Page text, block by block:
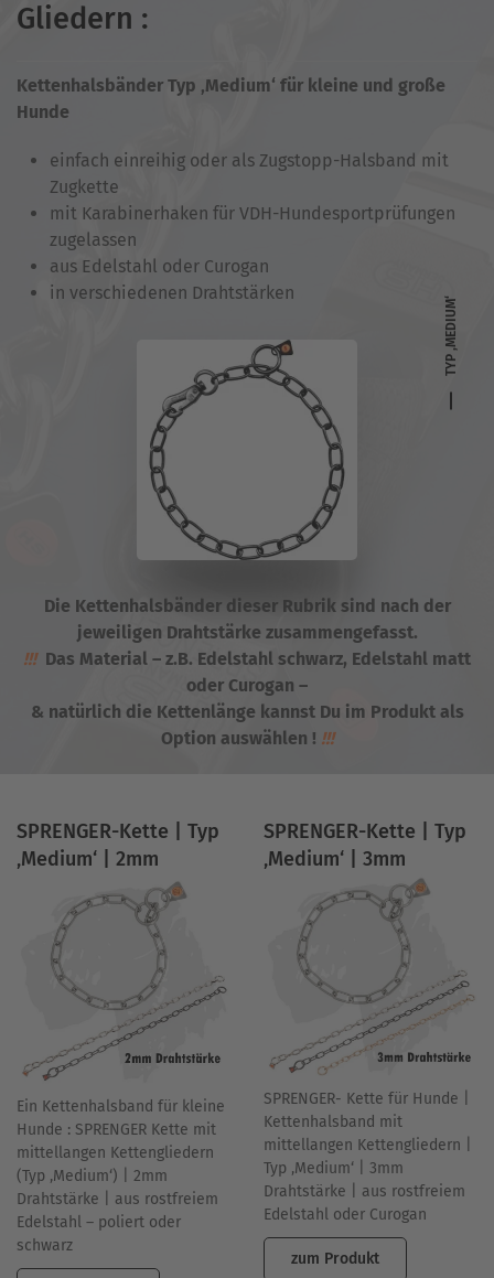
Gliedern :
Kettenhalsbänder Typ ‚Medium‘ für kleine und große
Hunde
einfach einreihig oder als Zugstopp-Halsband mit
Zugkette
mit Karabinerhaken für VDH-Hundesportprüfungen
zugelassen
aus Edelstahl oder Curogan
in verschiedenen Drahtstärken
Die Kettenhalsbänder dieser Rubrik sind nach der
jeweiligen Drahtstärke zusammengefasst.
!!!Das Material – z.B. Edelstahl schwarz, Edelstahl matt
oder Curogan –
& natürlich die Kettenlänge kannst Du im Produkt als
Option auswählen ! !!!
TYP ‚MEDIUM‘
SPRENGER-Kette | Typ
‚Medium‘ | 2mm
Ein Kettenhalsband für kleine
Hunde : SPRENGER Kette mit
mittellangen Kettengliedern
(Typ ‚Medium‘) | 2mm
Drahtstärke | aus rostfreiem
Edelstahl – poliert oder
schwarz
SPRENGER-Kette | Typ
‚Medium‘ | 3mm
SPRENGER- Kette für Hunde |
Kettenhalsband mit
mittellangen Kettengliedern |
Typ ‚Medium‘ | 3mm
Drahtstärke | aus rostfreiem
Edelstahl oder Curogan
zum Produkt